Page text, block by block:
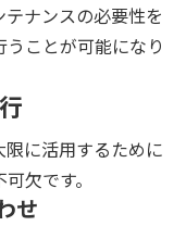
ナンスの必要性を
ことが可能になり
に活用するために
欠です。
せ